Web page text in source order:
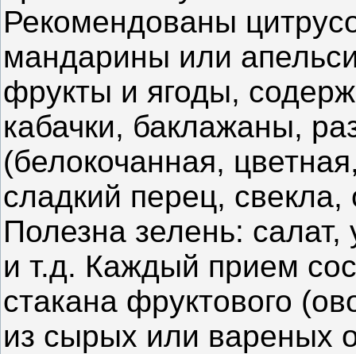
Рекомендованы
мандарины или
фрукты и ягоды,
кабачки, баклажаны,
(белокочанная,
сладкий перец, свекла,
Полезна зелень:
и т.д. Каждый прием
стакана фруктового
из сырых или вареных